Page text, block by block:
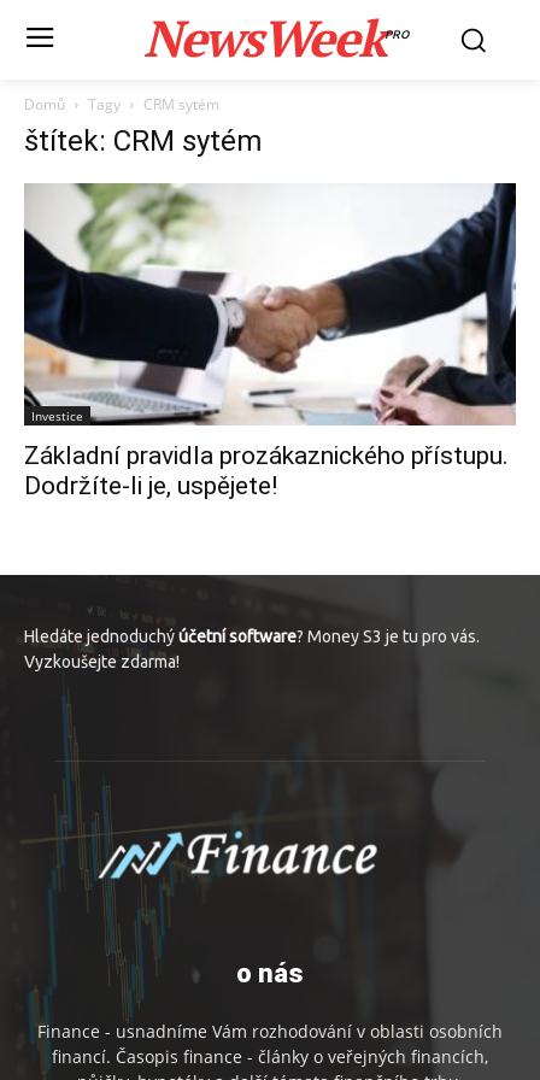
NewsWeekPRO
Domů Tagy CRM sytém
štítek: CRM sytém
Investice
Základní pravidla prozákaznického přístupu.
Dodržíte-li je, uspějete!
Hledáte jednoduchýúčetní software? Money S3 je tu pro vás.
Vyzkoušejte zdarma!
o nás
Finance - usnadníme Vám rozhodování v oblasti osobních
financí. Časopis finance - články o veřejných financích,